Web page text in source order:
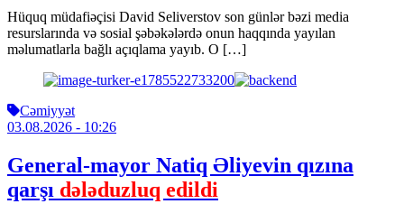
Hüquq müdafiəçisi David Seliverstov son günlər bəzi media
resurslarında və sosial şəbəkələrdə onun haqqında yayılan
məlumatlarla bağlı açıqlama yayıb. O […]
Cəmiyyət
03.08.2026 - 10:26
General-mayor Natiq Əliyevin qızına
qarşı dələduzluq edildi